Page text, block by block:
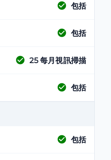
包括
包括
25每月視訊掃描
包括
包括